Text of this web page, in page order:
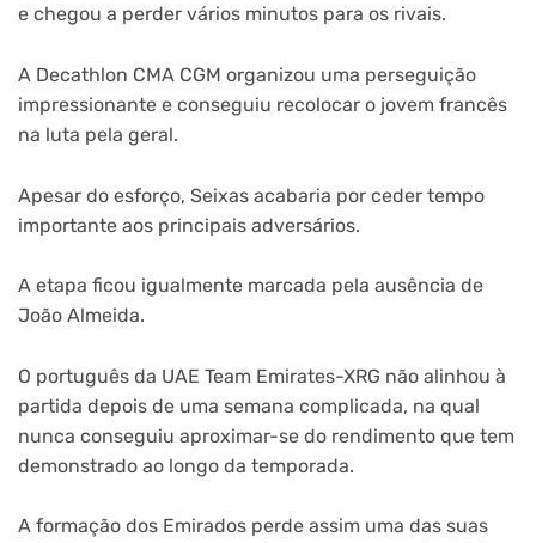
e chegou a perder vários minutos para os rivais.
A Decathlon CMA CGM organizou uma perseguição
impressionante e conseguiu recolocar o jovem francês
na luta pela geral.
Apesar do esforço, Seixas acabaria por ceder tempo
importante aos principais adversários.
A etapa ficou igualmente marcada pela ausência de
João Almeida.
O português da UAE Team Emirates-XRG não alinhou à
partida depois de uma semana complicada, na qual
nunca conseguiu aproximar-se do rendimento que tem
demonstrado ao longo da temporada.
A formação dos Emirados perde assim uma das suas